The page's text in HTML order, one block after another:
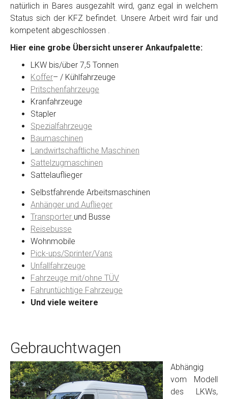
natürlich in Bares ausgezahlt wird, ganz egal in welchem
Status sich der KFZ befindet. Unsere Arbeit wird fair und
kompetent abgeschlossen .
Hier eine grobe Übersicht unserer Ankaufpalette:
LKW bis/über 7,5 Tonnen
Koffer– / Kühlfahrzeuge
Pritschenfahrzeuge
Kranfahrzeuge
Stapler
Spezialfahrzeuge
Baumaschinen
Landwirtschaftliche Maschinen
Sattelzugmaschinen
Sattelauflieger
Selbstfahrende Arbeitsmaschinen
Anhänger und Auflieger
Transporter und Busse
Reisebusse
Wohnmobile
Pick-ups/Sprinter/Vans
Unfallfahrzeuge
Fahrzeuge mit/ohne TÜV
Fahruntüchtige Fahrzeuge
Und viele weitere
Gebrauchtwagen
Abhängig
vom Modell
des LKWs,